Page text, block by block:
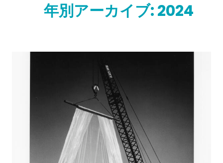
年別アーカイブ: 2024